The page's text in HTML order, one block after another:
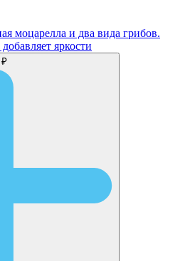
моцарелла и два вида грибов.
яркости
₽